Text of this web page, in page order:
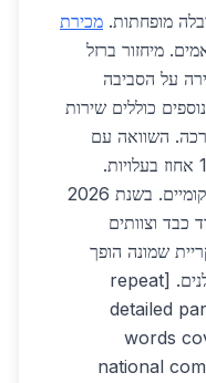
מופחתות. מכירת
מיחזור ברזל
על הסביבה
כוללים שירות
השוואה עם
תומכים בפרויקטים מקומיים. בשנת 2026
כבד וצוותים
שמונה הופך
לבחירה מועדפת עבור מפעלים וקבלנים. [repeat
detailed
words
national